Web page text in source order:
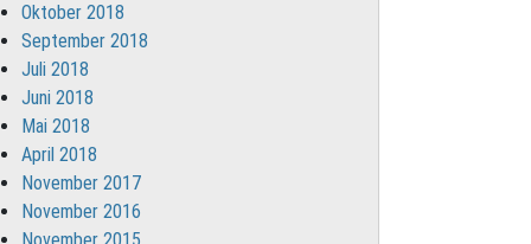
Oktober 2018
September 2018
Juli 2018
Juni 2018
Mai 2018
April 2018
November 2017
November 2016